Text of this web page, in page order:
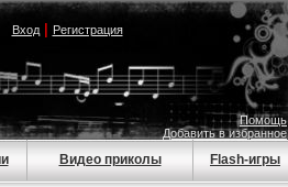
Вход| Регистрация
Помощь
Добавить в избранное
Видео приколы Flash-игры